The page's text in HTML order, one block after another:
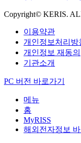
Copyright© KERIS.
이용약관
개인정보처리방
개인정보 재동의
기관소개
PC 버전 바로가기
메뉴
홈
MyRISS
해외전자정보 바